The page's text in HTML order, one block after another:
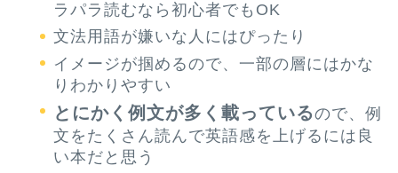
ラパラ読むなら初心者でもOK
文法用語が嫌いな人にはぴったり
イメージが掴めるので、一部の層にはかな
りわかりやすい
とにかく例文が多く載っているので、例
文をたくさん読んで英語感を上げるには良
い本だと思う